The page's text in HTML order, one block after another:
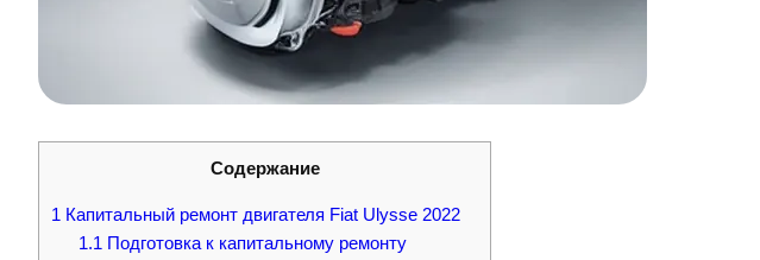
Содержание
1 Капитальный ремонт двигателя Fiat Ulysse 2022
1.1 Подготовка к капитальному ремонту